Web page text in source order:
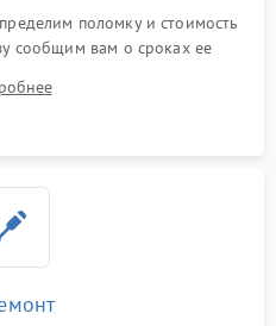
поломку и стоимость
сообщим вам о сроках ее